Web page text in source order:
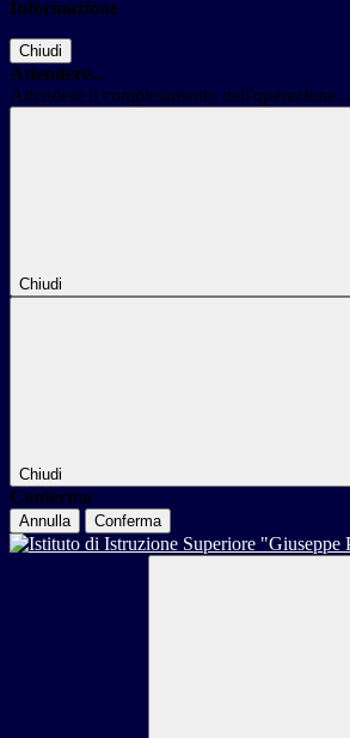
Informazione
Chiudi
Attendere...
Attendere il completamento dell'operazione...
Chiudi
Chiudi
Conferma
Annulla Conferma